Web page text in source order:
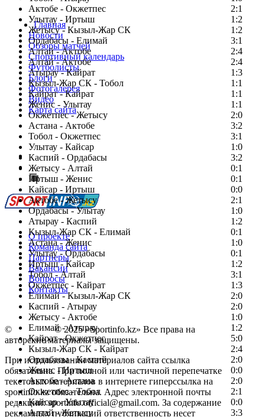
Актобе - Окжетпес
2:1
Улытау - Иртыш
1:2
Жетысу - Кызыл-Жар СК
1:2
Ордабасы - Елимай
3:1
Алтай - Актобе
2:4
Алтай - Актобе
2:4
Атырау - Кайрат
1:3
Кызыл-Жар СК - Тобол
1:1
Кайрат - Кайрат
1:1
Женис - Улытау
1:1
Окжетпес - Жетысу
2:0
Астана - Актобе
3:2
Тобол - Окжетпес
3:1
Улытау - Кайсар
1:0
Каспий - Ордабасы
3:2
Жетысу - Алтай
0:1
Иртыш - Женис
0:1
Кайсар - Иртыш
0:0
Актобе - Жетысу
2:1
Ордабасы - Улытау
1:0
Атырау - Каспий
1:2
Кызыл-Жар СК - Елимай
0:1
Астана - Женис
1:0
Улытау - Ордабасы
0:1
Иртыш - Кайсар
1:2
Тобол - Алтай
3:1
Окжетпес - Кайрат
1:3
Елимай - Кызыл-Жар СК
2:0
Каспий - Атырау
2:0
Жетысу - Актобе
1:0
Елимай - Атырау
1:2
Кайрат - Окжетпес
5:0
Кызыл-Жар СК - Кайрат
2:4
Ордабасы - Каспий
2:0
Женис - Иртыш
0:0
Актобе - Астана
2:0
Окжетпес - Тобол
2:1
Кайсар - Улытау
0:0
Алтай - Жетысу
3:3
Главная
Новости
Обзоры матчей
Спортивный календарь
Футболисты
Блоги
Фотогалерея
Видео
Карта сайта
Есть идея?
Сообщить о мероприятии
Перейти на старый сайт
О проекте
Команда сайта
Партнеры
Вакансии
Вопросы
Контакты
© Copyright© 2025 «Sportinfo.kz» Все права на
авторские материалы защищены.
При использовании материалов сайта ссылка
обязательна. При полной или частичной перепечатке
текстовых материалов в интернете гиперссылка на
sportinfo.kz обязательна. Адрес электронной почты
редакции: sportinfo.official@gmail.com. За содержание
рекламных публикаций ответственность несет